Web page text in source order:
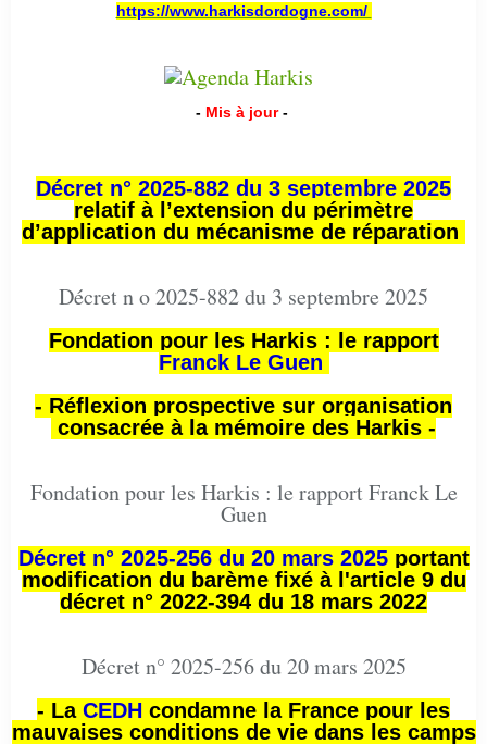
https://www.harkisdordogne.com/
- Mis à jour -
Décret n° 2025-882 du 3 septembre 2025
relatif à l’extension du périmètre
d’application du mécanisme de réparation
Décret n o 2025-882 du 3 septembre 2025
Fondation pour les Harkis : le rapport
Franck Le Guen
- Réflexion prospective sur organisation
consacrée à la mémoire des Harkis -
Fondation pour les Harkis : le rapport Franck Le
Guen
Décret n° 2025-256 du 20 mars 2025portant
modification du barème fixé à l'article 9 du
décret n° 2022-394 du 18 mars 2022
Décret n° 2025-256 du 20 mars 2025
- La CEDH condamne la France pour les
mauvaises conditions de vie dans les camps